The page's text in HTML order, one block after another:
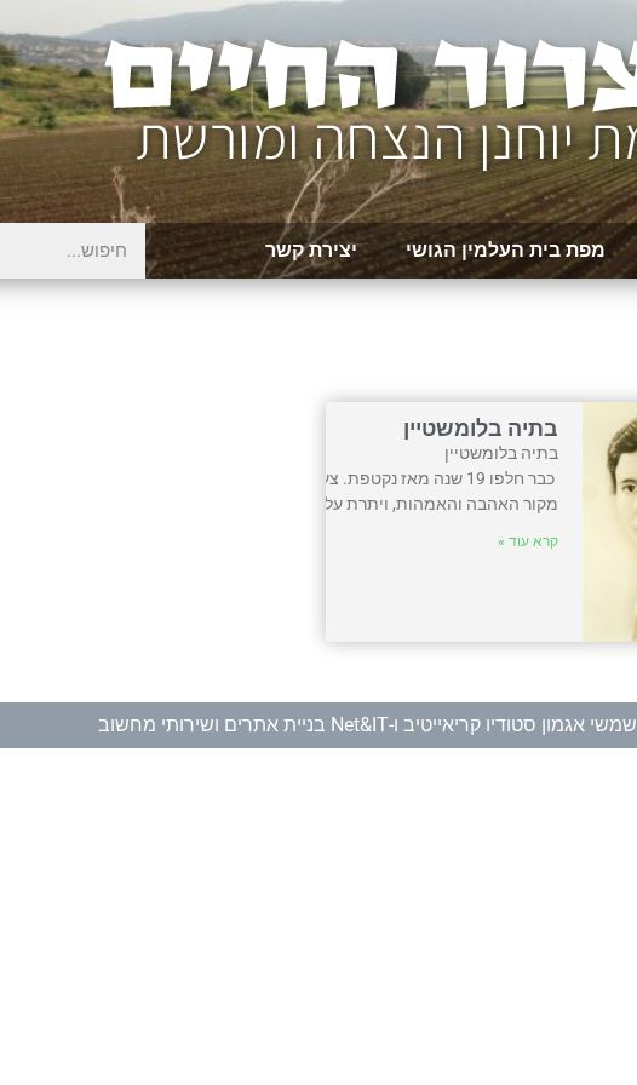
מפת בית העלמין הגושי יצירת קשר
בתיה בלומשטיין
בתיה בלומשטיין
כבר חלפו 19 שנה מאז נקטפת. צעירה, ערירית, ללא משפחה וללא ילד. את שהיית
מקור האהבה והאמהות, ויתרת על היקר ביותר בחיי
קרא עוד »
שמשי אגמון סטודיו קריאייטיב ו-Net&IT בניית אתרים ושירותי מחשוב